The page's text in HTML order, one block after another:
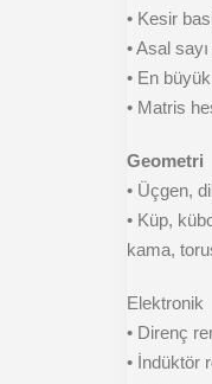
• Kesir
• Asal
• En
• Matris
Geometri
• Üçgen,
• Küp,
kama,
Elektronik
• Direnç
• İndüktör